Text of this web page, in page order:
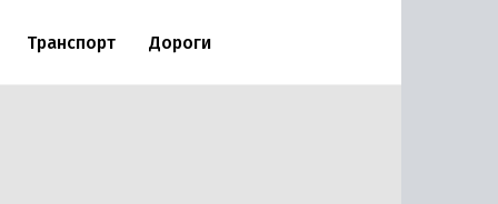
Транспорт Дороги